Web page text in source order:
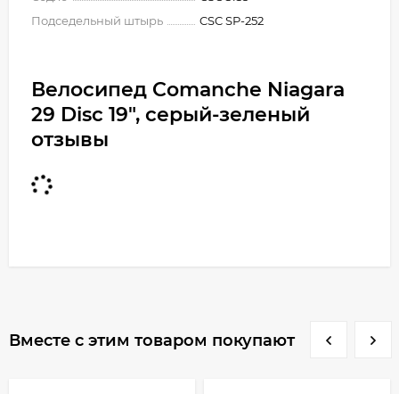
Подседельный штырь
CSC SP-252
Велосипед Comanche Niagara
29 Disc 19", серый-зеленый
отзывы
Вместе с этим товаром покупают